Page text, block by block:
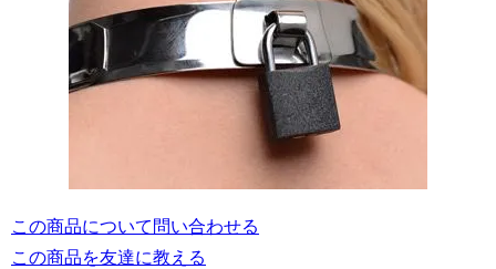
この商品について問い合わせる
この商品を友達に教える